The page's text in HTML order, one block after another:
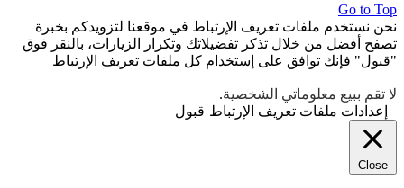
Go to Top
نحن نستخدم ملفات تعريف الإرتباط في موقعنا لتزويدكم بخبرة
تصفح أفضل من خلال تذكر تفضيلاتك وتكرار الزيارات، بالنقر فوق
"قبول" فإنك توافق على إستخدام كل ملفات تعريف الإرتباط
لا تقم ببيع معلوماتي الشخصية.
إعدادات ملفات تعريف الإرتباط قبول
Close